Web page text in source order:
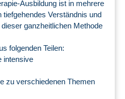
Ausbildung ist in mehrere
tiefgehendes Verständnis und
ganzheitlichen Methode
folgenden Teilen:
intensive
zu verschiedenen Themen